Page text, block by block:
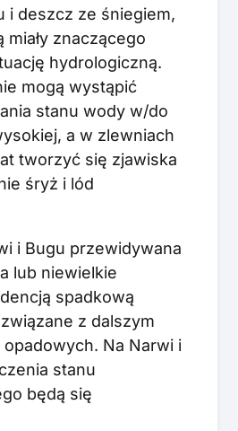
i deszcz ze śniegiem,
miały znaczącego
hydrologiczną.
mogą wystąpić
stanu wody w/do
a w zlewniach
tworzyć się zjawiska
śryż i lód
i Bugu przewidywana
lub niewielkie
spadkową
z dalszym
opadowych. Na Narwi i
stanu
będą się